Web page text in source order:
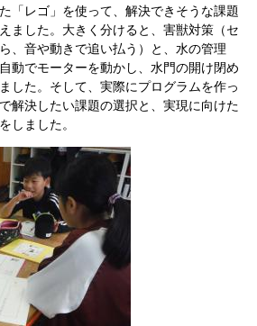
「レゴ」を使って、解決できそうな課題
ました。大きく分けると、害獣対策（セ
、音や動きで追い払う）と、水の管理
動でモーターを動かし、水門の開け閉め
した。そして、実際にプログラムを作っ
解決したい課題の選択と、実現に向けた
しました。